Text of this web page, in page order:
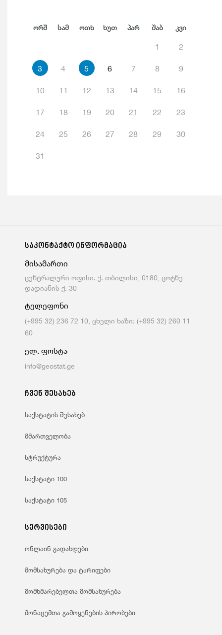
Ორშ Სამ Ოთხ Ხუთ Პარ Შაბ Კვი
1 2
3 4 5 6 7 8 9
10 11 12 13 14 15 16
17 18 19 20 21 22 23
24 25 26 27 28 29 30
31
საკონტაქტო ინფორმაცია
მისამართი
ცენტრალური ოფისი: ქ. თბილისი, 0180, ცოტნე
დადიანის ქ. 30
ტელეფონი
(+995 32) 236 72 10, ცხელი ხაზი: (+995 32) 260 11
60
ელ. ფოსტა
info@geostat.ge
ჩვენ შესახებ
საქსტატის შესახებ
მმართველობა
სტრუქტურა
საქსტატი 100
საქსტატი 105
სერვისები
ონლაინ გადახდები
მომსახურება და ტარიფები
მომხმარებელთა მომსახურება
მონაცემთა გამოყენების პირობები